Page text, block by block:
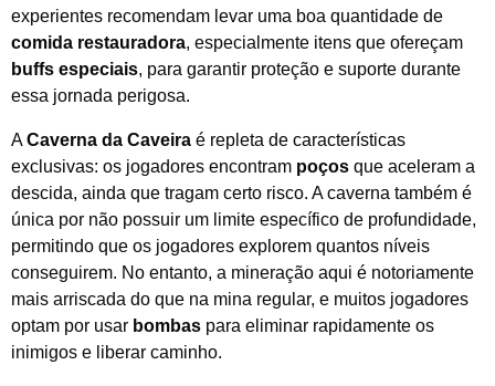
experientes recomendam levar uma boa quantidade de
comida restauradora, especialmente itens que ofereçam
buffs especiais, para garantir proteção e suporte durante
essa jornada perigosa.
ACaverna da Caveira é repleta de características
exclusivas: os jogadores encontram poços que aceleram a
descida, ainda que tragam certo risco. A caverna também é
única por não possuir um limite específico de profundidade,
permitindo que os jogadores explorem quantos níveis
conseguirem. No entanto, a mineração aqui é notoriamente
mais arriscada do que na mina regular, e muitos jogadores
optam por usar bombas para eliminar rapidamente os
inimigos e liberar caminho.